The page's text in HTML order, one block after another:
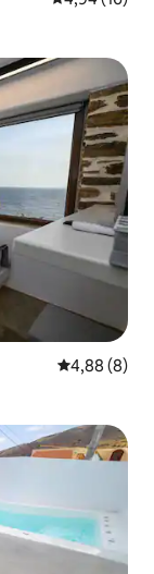
4,88 de uma
4,88 (8)